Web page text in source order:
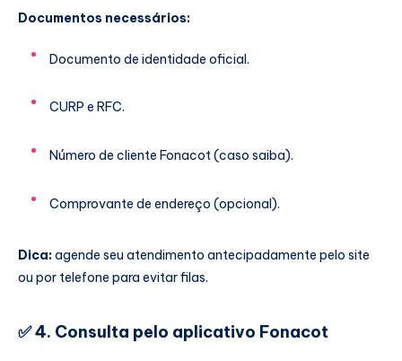
Documentos necessários:
Documento de identidade oficial.
CURP e RFC.
Número de cliente Fonacot (caso saiba).
Comprovante de endereço (opcional).
Dica:agende seu atendimento antecipadamente pelo site
ou por telefone para evitar filas.
✅4. Consulta pelo aplicativo Fonacot